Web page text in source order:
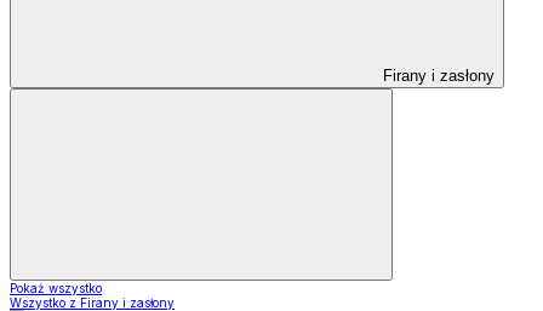
Firany i zasłony
Pokaż wszystko
Wszystko z Firany i zasłony